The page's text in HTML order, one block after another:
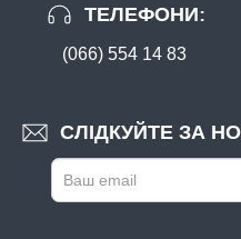
ТЕЛЕФОНИ:
(066) 554 14 83
СЛІДКУЙТЕ ЗА